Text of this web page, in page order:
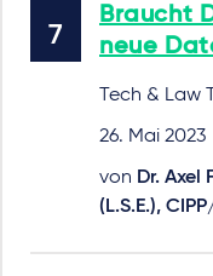
Braucht
neue
Tech & Law
26. Mai 2023
von Dr. Axel
(L.S.E.),